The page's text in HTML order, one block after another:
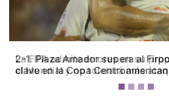
La FIFA admite errores en su
el Mundial y no tolerará más